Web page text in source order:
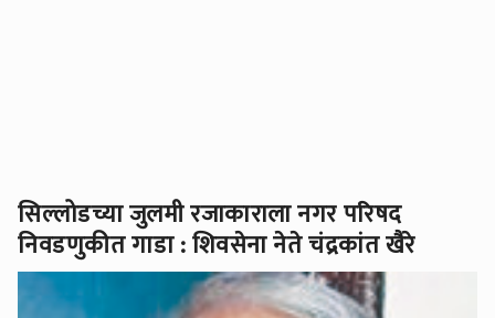
सिल्लोडच्या जुलमी रजाकाराला नगर परिषद
निवडणुकीत गाडा : शिवसेना नेते चंद्रकांत खैरे